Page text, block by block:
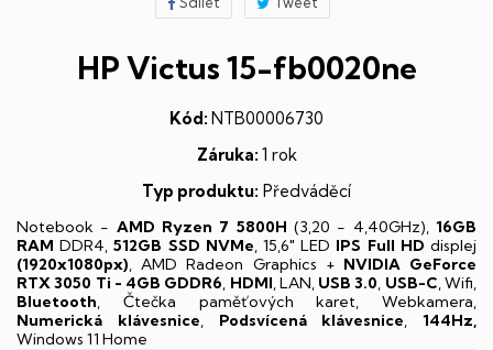
HP Victus 15-fb0020ne
Kód: NTB00006730
Záruka: 1 rok
Typ produktu: Předváděcí
Notebook - AMD Ryzen 7 5800H(3,20 - 4,40GHz),16GB
RAM DDR4,512GB SSD NVMe, 15,6" LED IPS Full HD displej
(1920x1080px), AMD Radeon Graphics + NVIDIA GeForce
RTX 3050 Ti - 4GB GDDR6, HDMI, LAN, USB 3.0, USB-C, Wifi,
Bluetooth, Čtečka paměťových karet, Webkamera,
Numerická klávesnice, Podsvícená klávesnice, 144Hz,
Windows 11 Home